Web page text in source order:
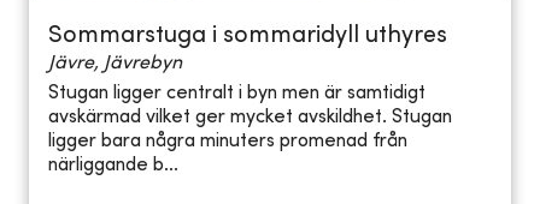
Sommarstuga i sommaridyll uthyres
Jävre, Jävrebyn
Stugan ligger centralt i byn men är samtidigt
avskärmad vilket ger mycket avskildhet. Stugan
ligger bara några minuters promenad från
närliggande b...